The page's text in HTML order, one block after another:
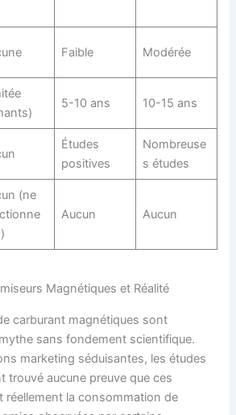
Faible Modérée
5-10 ans 10-15 ans
Études
positives
Nombreuse
s études
(ne
Aucun Aucun
Magnétiques et Réalité
carburant magnétiques sont
sans fondement scientifique.
marketing séduisantes, les études
trouvé aucune preuve que ces
réellement la consommation de